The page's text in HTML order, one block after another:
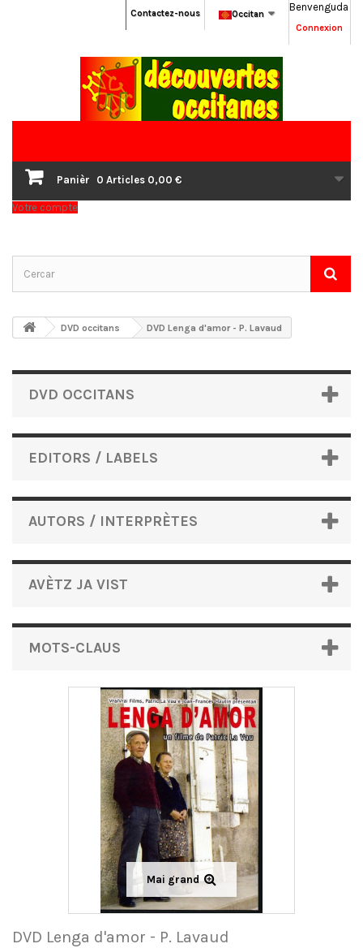
Benvenguda
Connexion
Occitan
Contactez-nous
Panièr 0 Articles 0,00 €
Votre compte
DVD occitans DVD Lenga d'amor - P. Lavaud
DVD OCCITANS
EDITORS / LABELS
AUTORS / INTERPRÈTES
AVÈTZ JA VIST
MOTS-CLAUS
Mai grand
DVD Lenga d'amor - P. Lavaud